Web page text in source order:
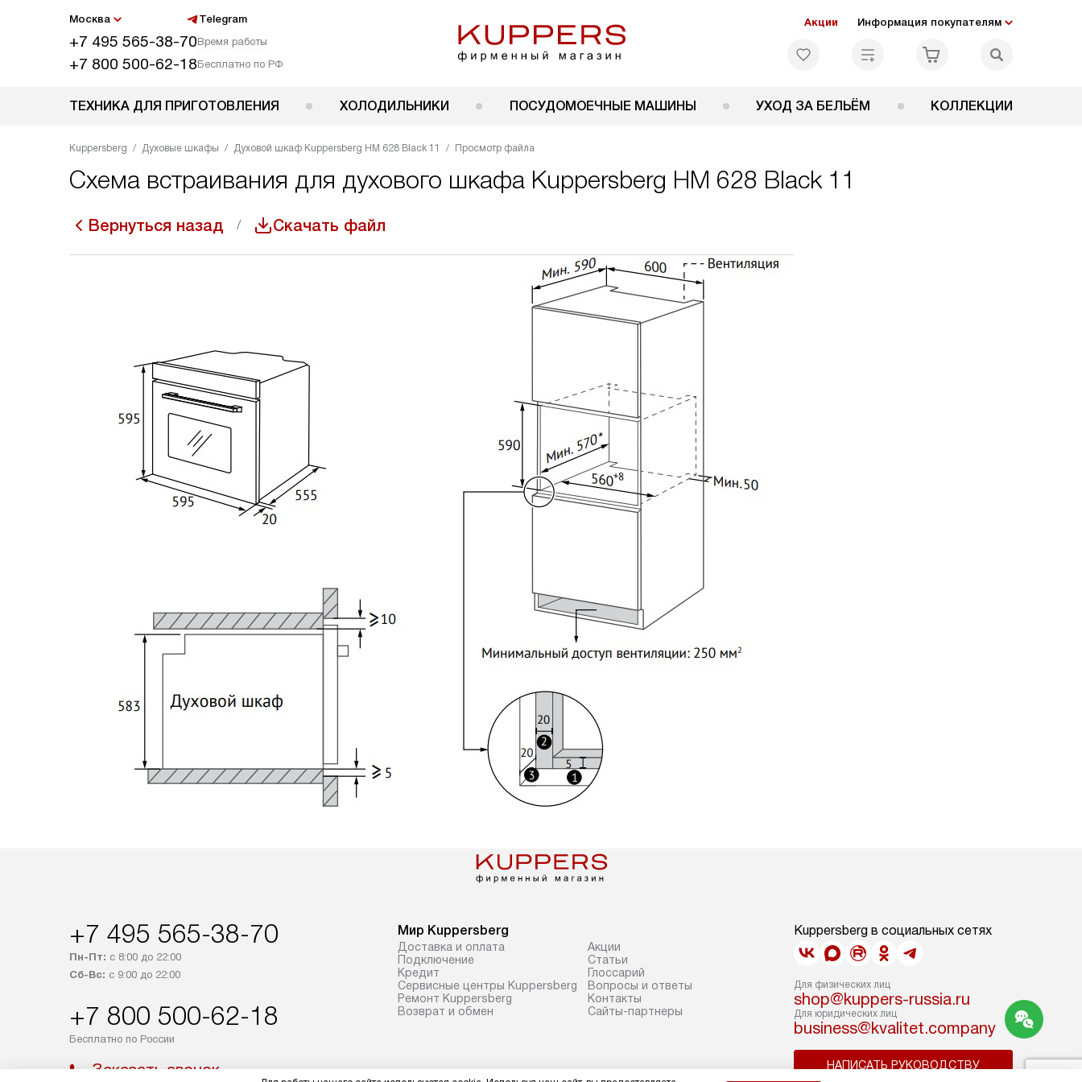
Москва Telegram
+7 495 565-38-70Время работы
+7 800 500-62-18Бесплатно по РФ
Акции Информация покупателям
ТЕХНИКА ДЛЯ ПРИГОТОВЛЕНИЯ ХОЛОДИЛЬНИКИ ПОСУДОМОЕЧНЫЕ МАШИНЫ УХОД ЗА БЕЛЬЁМ КОЛЛЕКЦИИ
Kuppersberg Духовые шкафы Духовой шкаф Kuppersberg HM 628 Black 11 Просмотр файла
Схема встраивания для духового шкафа Kuppersberg HM 628 Black 11
Вернуться назад Скачать файл
+7 495 565-38-70
Пн-Пт: с 8:00 до 22:00
Сб-Вс: с 9:00 до 22:00
+7 800 500-62-18
Бесплатно по России
Заказать звонок
Мир Kuppersberg
Доставка и оплата
Подключение
Кредит
Сервисные центры Kuppersberg
Ремонт Kuppersberg
Возврат и обмен
Акции
Cтатьи
Глоссарий
Вопросы и ответы
Контакты
Сайты-партнеры
Kuppersberg в социальных сетях
Для физических лиц
shop@kuppers-russia.ru
Для юридических лиц
business@kvalitet.company
НАПИСАТЬ РУКОВОДСТВУ